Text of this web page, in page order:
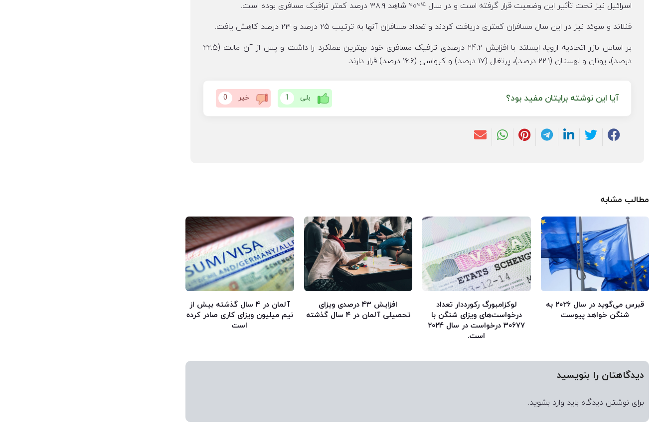
اسرائیل نیز تحت تأثیر این وضعیت قرار گرفته است و در سال ۲۰۲۴ شاهد ۳۸.۹ درصد کمتر ترافیک مسافری بوده است.
فنلاند و سوئد نیز در این سال مسافران کمتری دریافت کردند و تعداد مسافران آنها به ترتیب ۲۵ درصد و ۲۳ درصد کاهش یافت.
بر اساس بازار اتحادیه اروپا، ایسلند با افزایش ۲۴.۲ درصدی ترافیک مسافری خود بهترین عملکرد را داشت و پس از آن مالت (۲۲.۵
درصد)، یونان و لهستان (۲۲.۱ درصد)، پرتغال (۱۷ درصد) و کرواسی (۱۶.۶ درصد) قرار دارند.
آیا این نوشته برایتان مفید بود؟ بلی 1 خیر 0
مطالب مشابه
قبرس می‌گوید در سال ۲۰۲۶ به
شنگن خواهد پیوست
لوکزامبورگ رکورددار تعداد
درخواست‌های ویزای شنگن با
۳۰۶۷۷ درخواست در سال ۲۰۲۴
است.
افزایش ۴۳ درصدی ویزای
تحصیلی آلمان در ۴ سال گذشته
آلمان در ۴ سال گذشته بیش از
نیم میلیون ویزای کاری صادر کرده
است
دیدگاهتان را بنویسید
برای نوشتن دیدگاه باید وارد بشوید.